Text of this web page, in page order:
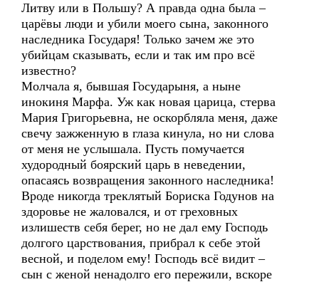
Литву или в Польшу? А правда одна была –
царёвы люди и убили моего сына, законного
наследника Государя! Только зачем же это
убийцам сказывать, если и так им про всё
известно?
Молчала я, бывшая Государыня, а ныне
инокиня Марфа. Уж как новая царица, стерва
Мария Григорьевна, не оскорбляла меня, даже
свечу зажженную в глаза кинула, но ни слова
от меня не услышала. Пусть помучается
худородный боярский царь в неведении,
опасаясь возвращения законного наследника!
Вроде никогда треклятый Бориска Годунов на
здоровье не жаловался, и от греховных
излишеств себя берег, но не дал ему Господь
долгого царствования, прибрал к себе этой
весной, и поделом ему! Господь всё видит –
сын с женой ненадолго его пережили, вскоре